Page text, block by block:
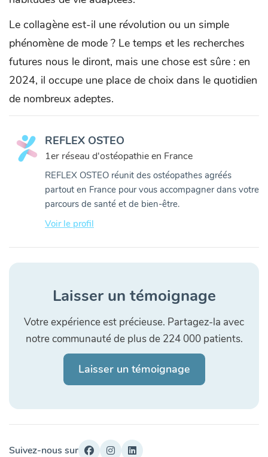
Le collagène est-il une révolution ou un simple
phénomène de mode ? Le temps et les recherches
futures nous le diront, mais une chose est sûre : en
2024, il occupe une place de choix dans le quotidien
de nombreux adeptes.
REFLEX OSTEO
1er réseau d'ostéopathie en France
REFLEX OSTEO réunit des ostéopathes agréés
partout en France pour vous accompagner dans votre
parcours de santé et de bien-être.
Voir le profil
Laisser un témoignage
Votre expérience est précieuse. Partagez-la avec
notre communauté de plus de 224 000 patients.
Laisser un témoignage
Suivez-nous sur